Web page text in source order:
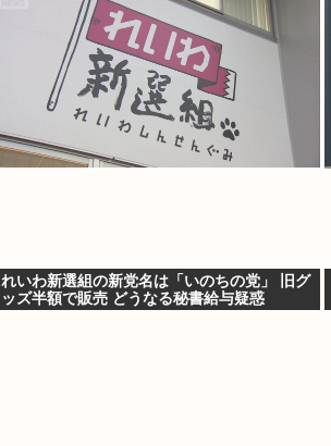
れいわ新選組の新党名は「いのちの党」 旧グ
ッズ半額で販売 どうなる秘書給与疑惑